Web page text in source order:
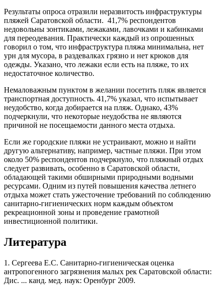
Результаты опроса отразили неразвитость инфраструктуры
пляжей Саратовской области. 41,7% респондентов
недовольны зонтиками, лежаками, лавочками и кабинками
для переодевания. Практически каждый из опрошенных
говорил о том, что инфраструктура пляжа минимальна, нет
урн для мусора, в раздевалках грязно и нет крюков для
одежды. Указано, что лежаки если есть на пляже, то их
недостаточное количество.
Немаловажным пунктом в желании посетить пляж является
транспортная доступность. 41,7% указал, что испытывает
неудобство, когда добирается на пляж. Однако, 43%
подчеркнули, что некоторые неудобства не являются
причиной не посещаемости данного места отдыха.
Если же городские пляжи не устраивают, можно и найти
другую альтернативу, например, частные пляжи. При этом
около 50% респондентов подчеркнуло, что пляжный отдых
следует развивать, особенно в Саратовской области,
обладающей такими обширными природными водными
ресурсами. Одним из путей повышения качества летнего
отдыха может стать ужесточение требований по соблюдению
санитарно-гигиенических норм каждым объектом
рекреационной зоны и проведение грамотной
инвестиционной политики.
Литература
1. Сергеева Е.С. Санитарно-гигиеническая оценка
антропогенного загрязнения малых рек Саратовской области:
Дис. ... канд. мед. наук: Оренбург 2009.